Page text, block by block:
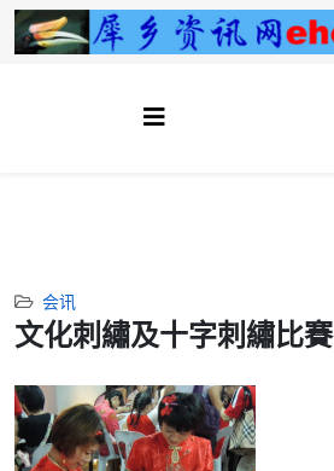
会讯
文化刺繡及十字刺繡比賽